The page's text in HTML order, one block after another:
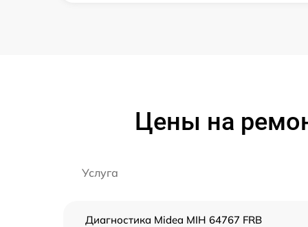
Цены на
Услуга
Диагностика Midea MIH 64767 FRB